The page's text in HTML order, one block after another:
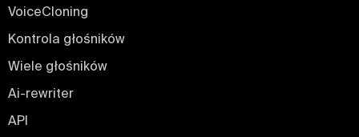
VoiceCloning
Kontrola głośników
Wiele głośników
Ai-rewriter
API